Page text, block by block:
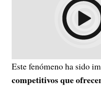
Este fenómeno ha sido
competitivos que